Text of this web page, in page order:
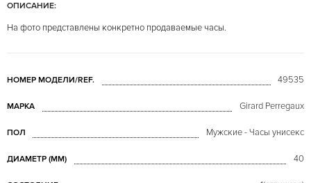
ОПИСАНИЕ:
На фото представлены конкретно продаваемые часы.
НОМЕР МОДЕЛИ/REF. 49535
МАРКА Girard Perregaux
ПОЛ Мужские - Часы унисекс
ДИАМЕТР (MM) 40